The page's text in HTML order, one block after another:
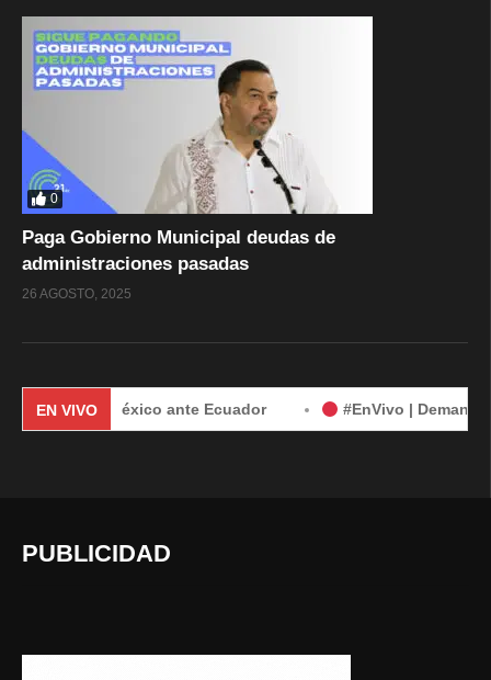
0
Paga Gobierno Municipal deudas de
administraciones pasadas
26 AGOSTO, 2025
EN VIVO
de México ante Ecuador #EnVivo | Demanda de
PUBLICIDAD